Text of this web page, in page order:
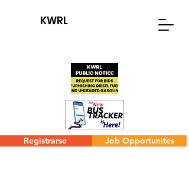
KWRL
Registrarse Job Opportunites